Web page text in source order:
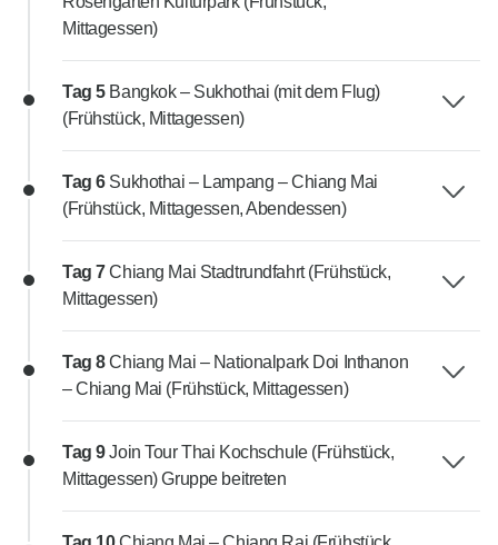
Mittagessen)
Tag 5 Bangkok – Sukhothai (mit dem Flug)
(Frühstück, Mittagessen)
Tag 6 Sukhothai – Lampang – Chiang Mai
(Frühstück, Mittagessen, Abendessen)
Tag 7Chiang Mai Stadtrundfahrt (Frühstück,
Mittagessen)
Tag 8Chiang Mai – Nationalpark Doi Inthanon
– Chiang Mai (Frühstück, Mittagessen)
Tag 9Join Tour Thai Kochschule (Frühstück,
Mittagessen) Gruppe beitreten